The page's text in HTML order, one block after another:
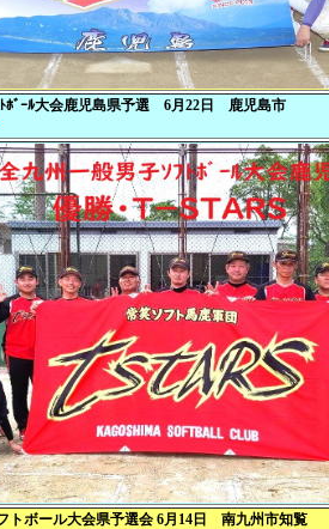
ﾎﾞｰﾙ大会鹿児島県予選 6月22日 鹿児島市
トボール大会県予選会 6月14日 南九州市知覧